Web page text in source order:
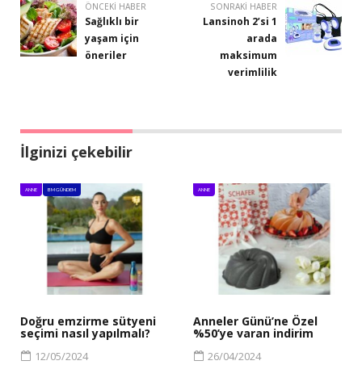
ÖNCEKI HABER
Sağlıklı bir
yaşam için
öneriler
SONRAKI HABER
Lansinoh 2’si 1
arada
maksimum
verimlilik
İlginizi çekebilir
ANNE BM GÜNDEM
Doğru emzirme sütyeni
seçimi nasıl yapılmalı?
12/05/2024
ANNE
Anneler Günü’ne Özel
%50’ye varan indirim
26/04/2024